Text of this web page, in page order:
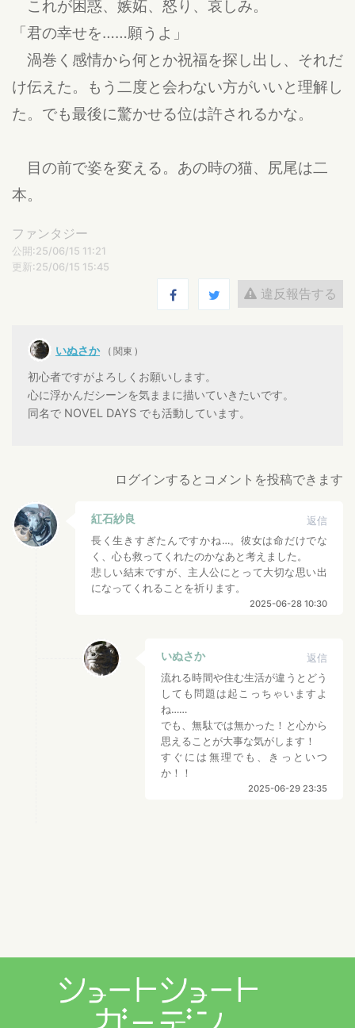
これが困惑、嫉妬、怒り、哀しみ。
「君の幸せを……願うよ」
渦巻く感情から何とか祝福を探し出し、それだ
け伝えた。もう二度と会わない方がいいと理解し
た。でも最後に驚かせる位は許されるかな。
目の前で姿を変える。あの時の猫、尻尾は二
本。
ファンタジー
公開:25/06/15 11:21
更新:25/06/15 15:45
違反報告する
いぬさか ( 関東 )
初心者ですがよろしくお願いします。
心に浮かんだシーンを気ままに描いていきたいです。
同名で NOVEL DAYS でも活動しています。
ログインするとコメントを投稿できます
紅石紗良
返信
長く生きすぎたんですかね…。彼女は命だけでな
く、心も救ってくれたのかなあと考えました。
悲しい結末ですが、主人公にとって大切な思い出
になってくれることを祈ります。
2025-06-28 10:30
いぬさか
返信
流れる時間や住む生活が違うとどう
しても問題は起こっちゃいますよ
ね……
でも、無駄では無かった！と心から
思えることが大事な気がします！
すぐには無理でも、きっといつ
か！！
2025-06-29 23:35